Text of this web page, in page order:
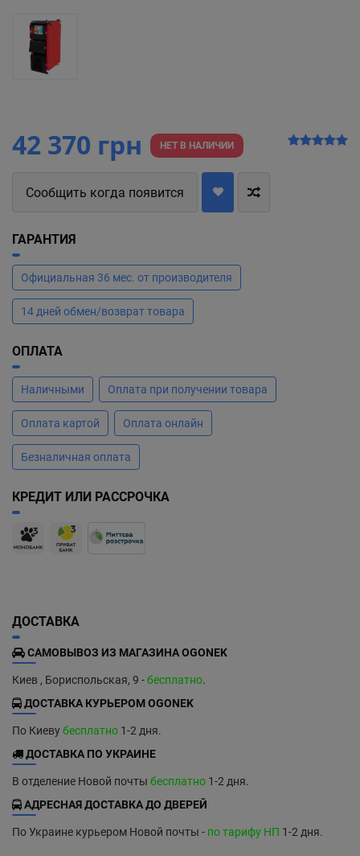
42 370 грн НЕТ В НАЛИЧИИ
Сообщить когда появится
ГАРАНТИЯ
Официальная 36 мес. от производителя
14 дней обмен/возврат товара
ОПЛАТА
Наличными Оплата при получении товара
Оплата картой Оплата онлайн
Безналичная оплата
КРЕДИТ ИЛИ РАССРОЧКА
ДОСТАВКА
САМОВЫВОЗ ИЗ МАГАЗИНА OGONEK
Киев , Бориспольская, 9 -бесплатно.
ДОСТАВКА КУРЬЕРОМ OGONEK
По Киевубесплатно 1-2 дня.
ДОСТАВКА ПО УКРАИНЕ
В отделение Новой почты бесплатно 1-2 дня.
АДРЕСНАЯ ДОСТАВКА ДО ДВЕРЕЙ
По Украине курьером Новой почты - по тарифу НП 1-2 дня.